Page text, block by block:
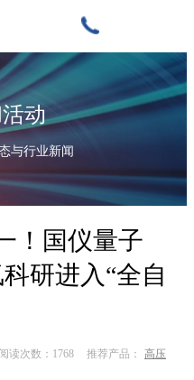
动
与行业新闻
！国仪量子
研进入“全自
阅读次数：1768 推荐产品： 高压